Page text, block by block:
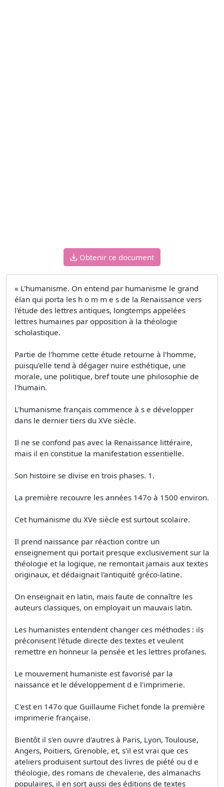
Obtenir ce document
« L'humanisme. On entend par humanisme le grand
élan qui porta les h o m m e s de la Renaissance vers
l'étude des lettres antiques, longtemps appelées
lettres humaines par opposition à la théologie
scholastique.
Partie de l'homme cette étude retourne à l'homme,
puisqu'elle tend à dégager nuire esthétique, une
morale, une politique, bref toute une philosophie de
l'humain.
L'humanisme français commence à s e développer
dans le dernier tiers du XVe siècle.
Il ne se confond pas avec la Renaissance littéraire,
mais il en constitue la manifestation essentielle.
Son histoire se divise en trois phases. 1.
La première recouvre les années 147o à 1500 environ.
Cet humanisme du XVe siècle est surtout scolaire.
Il prend naissance par réaction contre un
enseignement qui portait presque exclusivement sur la
théologie et la logique, ne remontait jamais aux textes
originaux, et dédaignait l'antiquité gréco-latine.
On enseignait en latin, mais faute de connaître les
auteurs classiques, on employait un mauvais latin.
Les humanistes entendent changer ces méthodes : ils
préconisent l'étude directe des textes et veulent
remettre en honneur la pensée et les lettres profanes.
Le mouvement humaniste est favorisé par la
naissance et le développement d e l'imprimerie.
C'est en 147o que Guillaume Fichet fonde la première
imprimerie française.
Bientôt il s'en ouvre d'autres à Paris, Lyon, Toulouse,
Angers, Poitiers, Grenoble, et, s'il est vrai que ces
ateliers produisent surtout des livres de piété ou d e
théologie, des romans de chevalerie, des almanachs
populaires, il en sort aussi des éditions de textes